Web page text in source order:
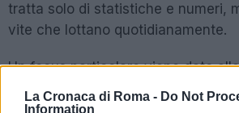
La Cronaca di Roma - Do Not
Information
tratta solo di statistiche e numeri,
vite che lottano quotidianamente.
Un focus particolare viene dato
supporto non solo medico, ma
sociale. La paura e la solitudine che